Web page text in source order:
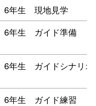
6年生 現地見学
6年生 ガイド準備
6年生 ガイドシナリオ
6年生 ガイド練習